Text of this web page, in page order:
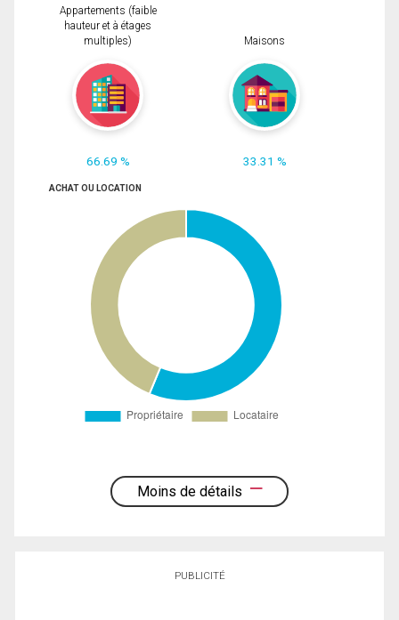
Appartements (faible
hauteur et à étages
multiples)
66.69 %
Maisons
33.31 %
ACHAT OU LOCATION
Moins de détails
PUBLICITÉ